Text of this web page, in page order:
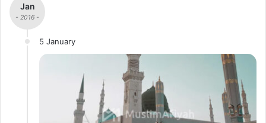
Jan
- 2016 -
5 January